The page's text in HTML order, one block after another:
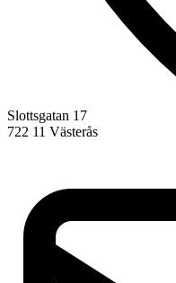
Slottsgatan 17
722 11 Västerås